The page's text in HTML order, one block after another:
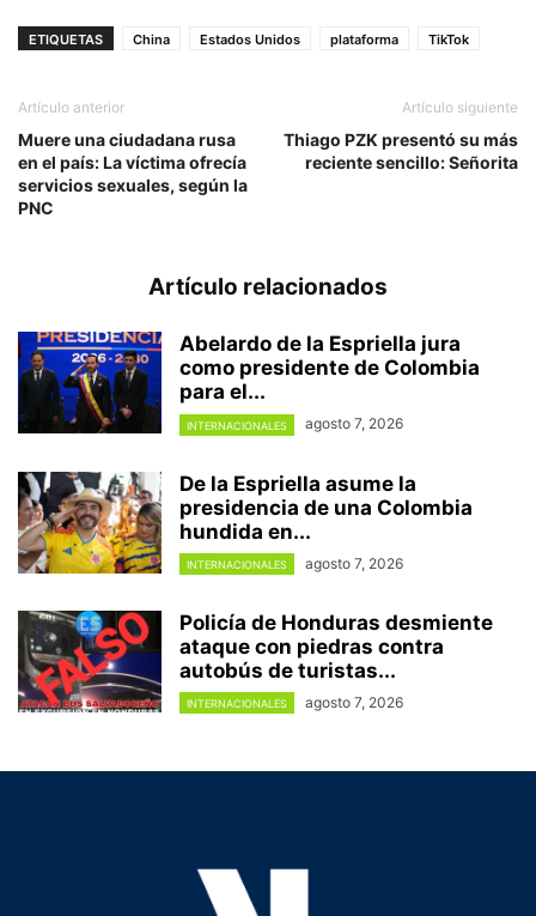
ETIQUETAS China Estados Unidos plataforma TikTok
Artículo anterior
Muere una ciudadana rusa
en el país: La víctima ofrecía
servicios sexuales, según la
PNC
Artículo siguiente
Thiago PZK presentó su más
reciente sencillo: Señorita
Artículo relacionados
Abelardo de la Espriella jura
como presidente de Colombia
para el...
INTERNACIONALES agosto 7, 2026
De la Espriella asume la
presidencia de una Colombia
hundida en...
INTERNACIONALES agosto 7, 2026
Policía de Honduras desmiente
ataque con piedras contra
autobús de turistas...
INTERNACIONALES agosto 7, 2026